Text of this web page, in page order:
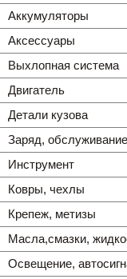
Аккумуляторы
Аксессуары
Выхлопная система
Двигатель
Детали кузова
Заряд,
Инструмент
Ковры, чехлы
Крепеж, метизы
Масла,смазки,
Освещение,